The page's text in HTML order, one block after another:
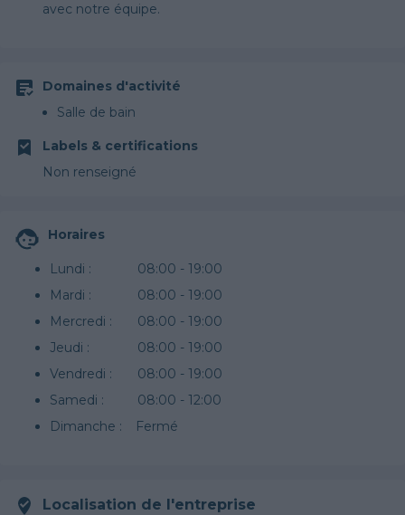
avec notre équipe.
Domaines d'activité
Salle de bain
Labels & certifications
Non renseigné
Horaires
Lundi :
08:00 - 19:00
Mardi :
08:00 - 19:00
Mercredi :
08:00 - 19:00
Jeudi :
08:00 - 19:00
Vendredi :
08:00 - 19:00
Samedi :
08:00 - 12:00
Dimanche :
Fermé
Localisation de l'entreprise